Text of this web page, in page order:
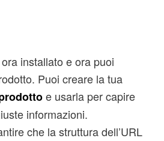
installato e ora puoi
Puoi creare la tua
e usarla per capire
informazioni.
che la struttura dell’URL